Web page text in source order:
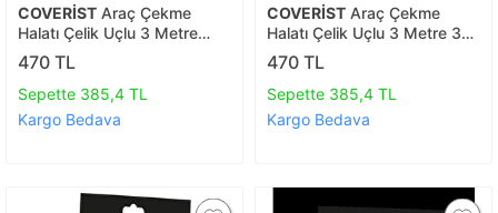
COVERİST Araç Çekme
Halatı Çelik Uçlu 3 Metre
Çeki Halatı
470 TL
Sepette 385,4 TL
Kargo Bedava
COVERİST Araç Çekme
Halatı Çelik Uçlu 3 Metre 3
Ton Çeki Halatı
470 TL
Sepette 385,4 TL
Kargo Bedava